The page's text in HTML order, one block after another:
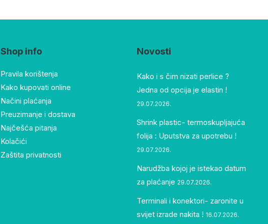
Shop info
Pravila korištenja
Kako kupovati online
Načini plaćanja
Preuzimanje i dostava
Najčešća pitanja
Kolačići
Zaštita privatnosti
Novosti
Kako i s čim nizati perlice ?
Jedna od opcija je elastin !
29.07.2026.
Shrink plastic- termoskupljajuća
folija : Uputstva za upotrebu !
29.07.2026.
Narudžba kojoj je istekao datum
za plaćanje 29.07.2026.
Terminali i konektori- zaronite u
svijet izrade nakita ! 16.07.2026.